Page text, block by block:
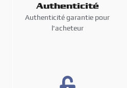
Authenticité
Authenticité garantie pour
l'acheteur